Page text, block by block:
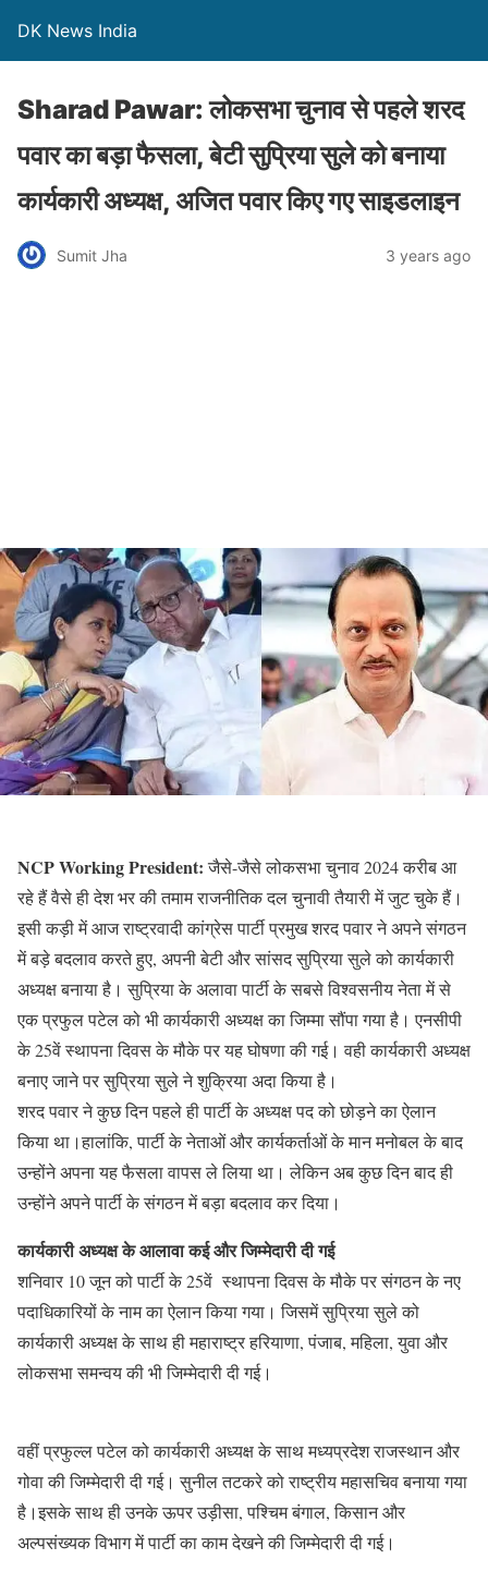
DK News India
Sharad Pawar: लोकसभा चुनाव से पहले शरद
पवार का बड़ा फैसला, बेटी सुप्रिया सुले को बनाया
कार्यकारी अध्यक्ष, अजित पवार किए गए साइडलाइन
Sumit Jha 3 years ago
NCP Working President:जैसे-जैसे लोकसभा चुनाव 2024 करीब आ
रहे हैं वैसे ही देश भर की तमाम राजनीतिक दल चुनावी तैयारी में जुट चुके हैं।
इसी कड़ी में आज राष्ट्रवादी कांग्रेस पार्टी प्रमुख शरद पवार ने अपने संगठन
में बड़े बदलाव करते हुए, अपनी बेटी और सांसद सुप्रिया सुले को कार्यकारी
अध्यक्ष बनाया है। सुप्रिया के अलावा पार्टी के सबसे विश्वसनीय नेता में से
एक प्रफुल पटेल को भी कार्यकारी अध्यक्ष का जिम्मा सौंपा गया है। एनसीपी
के 25वें स्थापना दिवस के मौके पर यह घोषणा की गई। वही कार्यकारी अध्यक्ष
बनाए जाने पर सुप्रिया सुले ने शुक्रिया अदा किया है।
शरद पवार ने कुछ दिन पहले ही पार्टी के अध्यक्ष पद को छोड़ने का ऐलान
किया था।हालांकि, पार्टी के नेताओं और कार्यकर्ताओं के मान मनोबल के बाद
उन्होंने अपना यह फैसला वापस ले लिया था। लेकिन अब कुछ दिन बाद ही
उन्होंने अपने पार्टी के संगठन में बड़ा बदलाव कर दिया।
कार्यकारी अध्यक्ष के आलावा कई और जिम्मेदारी दी गई
शनिवार 10 जून को पार्टी के 25वें स्थापना दिवस के मौके पर संगठन के नए
पदाधिकारियों के नाम का ऐलान किया गया। जिसमें सुप्रिया सुले को
कार्यकारी अध्यक्ष के साथ ही महाराष्ट्र हरियाणा, पंजाब, महिला, युवा और
लोकसभा समन्वय की भी जिम्मेदारी दी गई।
वहीं प्रफुल्ल पटेल को कार्यकारी अध्यक्ष के साथ मध्यप्रदेश राजस्थान और
गोवा की जिम्मेदारी दी गई। सुनील तटकरे को राष्ट्रीय महासचिव बनाया गया
है।इसके साथ ही उनके ऊपर उड़ीसा, पश्चिम बंगाल, किसान और
अल्पसंख्यक विभाग में पार्टी का काम देखने की जिम्मेदारी दी गई।